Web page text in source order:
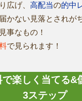
広げ、 高配当の的中
かない見落とされが
事なもの！
で見られます！
で楽しく当てる&
3ステップ